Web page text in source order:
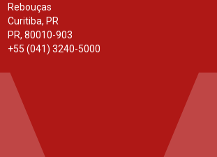
Rebouças
Curitiba, PR
PR, 80010-903
+55 (041) 3240-5000